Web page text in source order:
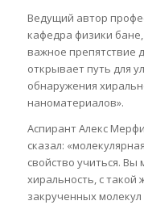
Ведущий автор
кафедра физики
важное препятствие
открывает путь для
обнаружения
наноматериалов».
Аспирант Алекс
сказал:
свойство учиться.
хиральность, с
закрученных